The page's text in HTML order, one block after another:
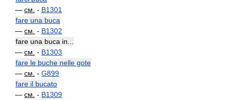
— см. - B1301
fare una buca
— см. - B1302
fare una buca in...
— см. - B1303
fare le buche nelle gote
— см. - G899
fare il bucato
— см. - B1309